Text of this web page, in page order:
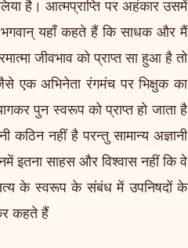
है। आत्मप्राप्ति पर अहंकार उसमें
भगवान् यहाँ कहते हैं कि साधक और मैं
जीवभाव को प्राप्त सा हुआ है तो
एक अभिनेता रंगमंच पर भिक्षुक का
पुन स्वरूप को प्राप्त हो जाता है
नहीं है परन्तु सामान्य अज्ञानी
इतना साहस और विश्वास नहीं कि वे
के स्वरूप के संबंध में उपनिषदों के
कहते हैं